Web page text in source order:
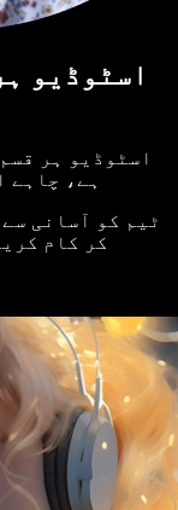
ہے، چاہے
ٹیم کو آسانی
کر کام